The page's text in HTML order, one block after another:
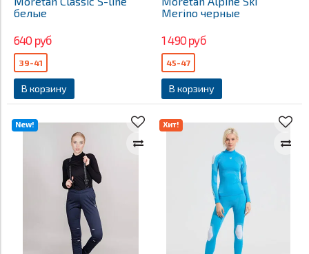
белые
640 руб
В корзину
39-41
Merino черные
1 490 руб
В корзину
45-47
New! Хит!